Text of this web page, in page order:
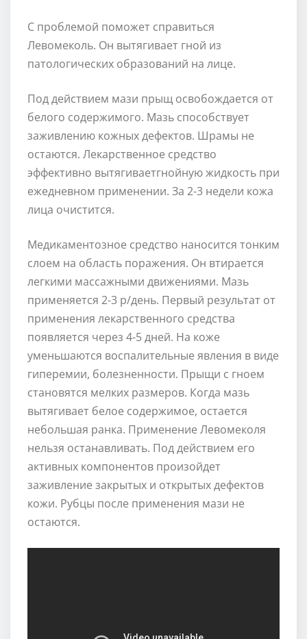
С проблемой поможет справиться
Левомеколь. Он вытягивает гной из
патологических образований на лице.
Под действием мази прыщ освобождается от
белого содержимого. Мазь способствует
заживлению кожных дефектов. Шрамы не
остаются. Лекарственное средство
эффективно вытягиваетгнойную жидкость при
ежедневном применении. За 2-3 недели кожа
лица очистится.
Медикаментозное средство наносится тонким
слоем на область поражения. Он втирается
легкими массажными движениями. Мазь
применяется 2-3 р/день. Первый результат от
применения лекарственного средства
появляется через 4-5 дней. На коже
уменьшаются воспалительные явления в виде
гиперемии, болезненности. Прыщи с гноем
становятся мелких размеров. Когда мазь
вытягивает белое содержимое, остается
небольшая ранка. Применение Левомеколя
нельзя останавливать. Под действием его
активных компонентов произойдет
заживление закрытых и открытых дефектов
кожи. Рубцы после применения мази не
остаются.